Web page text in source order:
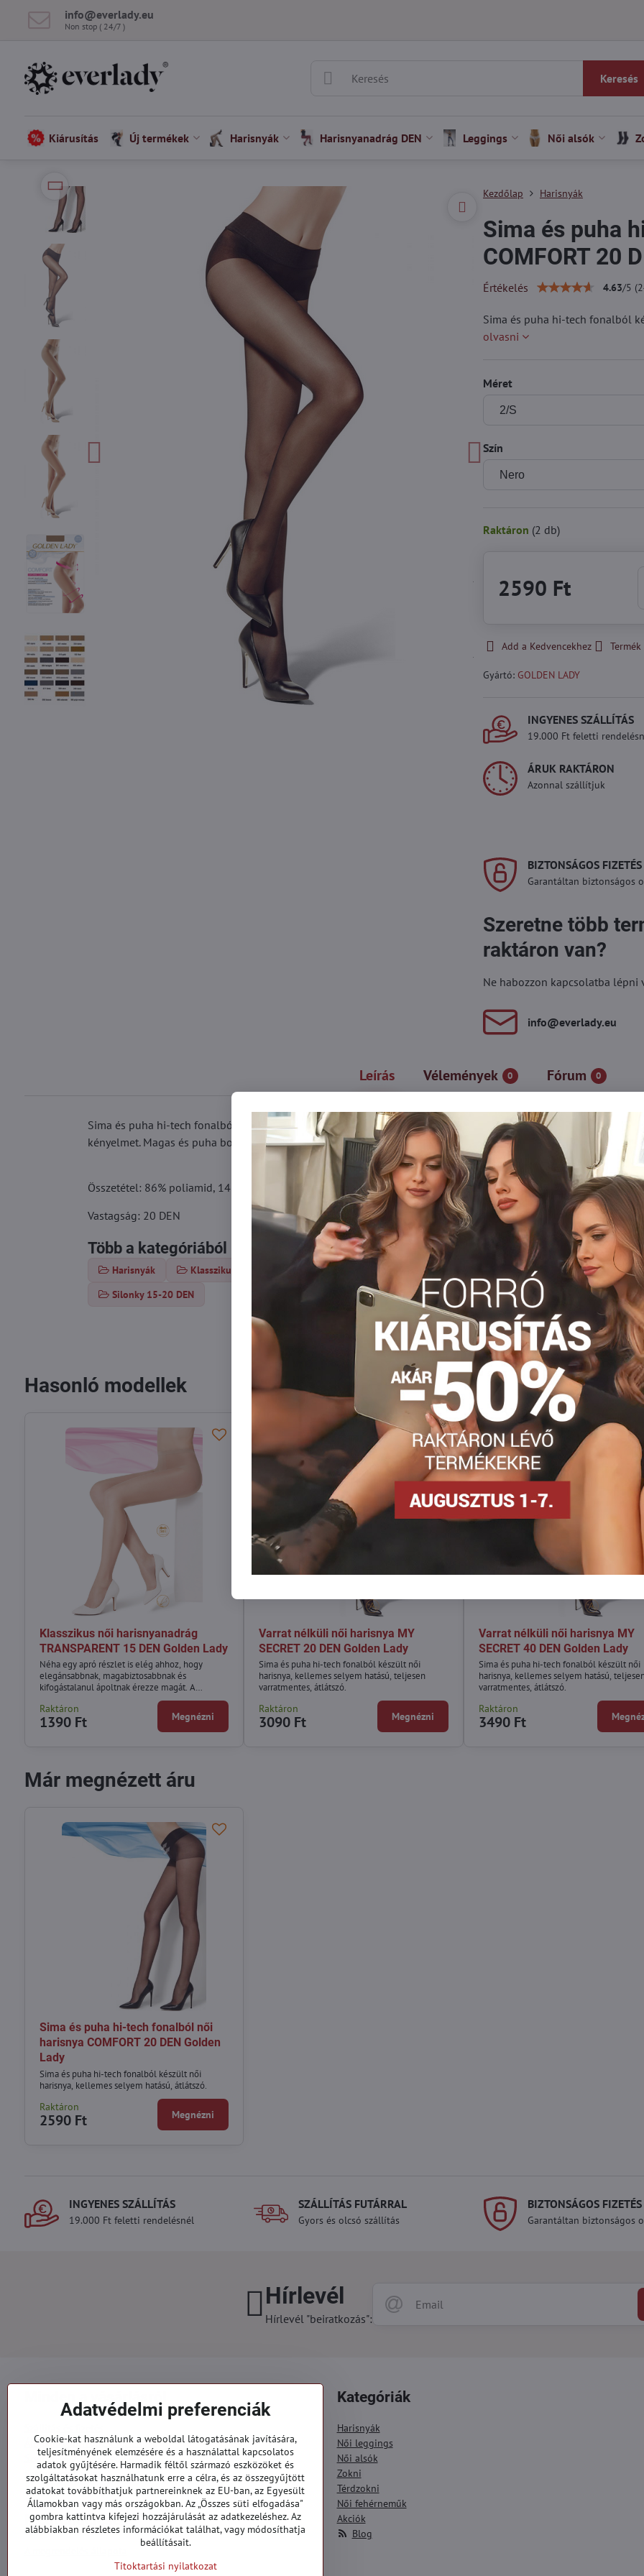
info​@everlady​.eu
Non stop ( 24/7 )
Keresés
Kiárusítás Új termékek Harisnyák Harisnyanadrág DEN Leggings Női alsók
Kezdőlap Harisnyák
Sima és puha
COMFORT 20
Értékelés 4.63/5 (
Sima és puha hi-tech fonalból
olvasni
Méret
Szín
Raktáron (2 db)
2590 Ft
Add a Kedvencekhez
Gyártó: GOLDEN LADY
INGYENES SZÁLLÍTÁS
19.000 Ft feletti
ÁRUK RAKTÁRON
Azonnal szállítjuk
BIZTONSÁGOS FIZETÉS
Garantáltan biztonságos
Szeretne több
raktáron van?
Ne habozzon kapcsolatba
info​@everlady​.eu
Leírás Vélemények 0 Fórum 0
Sima és puha hi-tech fonalból készült női harisnya, kellemes selyem hatású, átlátszó. A bugyi részének központi
kényelmet. Magas és puha borda varrás nélkül. Biztosítják a tökéletes illeszkedést.
Összetétel: 86% poliamid, 14% elasztán
Vastagság: 20 DEN
Több a kategóriából
Harisnyák Klasszikus harisnya Vékony harisnya Harisnya 15-20 DEN-es
Harisnyanadrág DEN
Silonky 15-20 DEN
FacebookTwitterBlueskyPinterestReddit LinkedInWhatsApp
E-
mail
Hasonló modellek
Klasszikus női harisnyanadrág
TRANSPARENT 15 DEN Golden Lady
Néha egy apró részlet is elég ahhoz, hogy
elegánsabbnak, magabiztosabbnak és
kifogástalanul ápoltnak érezze magát. A
TRANSPARENT 15 DEN Golden Lady
harisnyanadrág időtlen klasszikus, amely
finoman kiemeli a lábak szépségét, és
természetesen egységes megjelenést
Raktáron
1390 Ft Megnézni
Varrat nélküli női harisnya MY
SECRET 20 DEN Golden Lady
Sima és puha hi-tech fonalból készült női
harisnya, kellemes selyem hatású, teljesen
varratmentes, átlátszó.
Raktáron
3090 Ft Megnézni
Varrat nélküli női harisnya MY
SECRET 40 DEN Golden Lady
Sima és puha hi-tech fonalból készült női
harisnya, kellemes selyem hatású,
varratmentes, átlátszó.
Raktáron
3490 Ft
Már megnézett áru
Sima és puha hi-tech fonalból női
harisnya COMFORT 20 DEN Golden
Lady
Sima és puha hi-tech fonalból készült női
harisnya, kellemes selyem hatású, átlátszó.
Raktáron
2590 Ft Megnézni
INGYENES SZÁLLÍTÁS
19.000 Ft feletti rendelésnél
SZÁLLÍTÁS FUTÁRRAL
Gyors és olcsó szállítás
BIZTONSÁGOS FIZETÉS
Garantáltan biztonságos
Hírlevél
Hírlevél "beiratkozás":
Általános szerződési feltételek
Személyes adatok védelme
Reklamációs űrlap
Kapcsolatt
Megrendelések
Kategóriák
Harisnyák
Női leggings
Női alsók
Zokni
Térdzokni
Női fehérneműk
Akciók
Blog
Adatvédelmi preferenciák
Cookie-kat használunk a weboldal látogatásának javítására,
teljesítményének elemzésére és a használattal kapcsolatos
adatok gyűjtésére. Harmadik féltől származó eszközöket és
szolgáltatásokat használhatunk erre a célra, és az összegyűjtött
adatokat továbbíthatjuk partnereinknek az EU-ban, az Egyesült
Államokban vagy más országokban. Az „Összes süti elfogadása"
gombra kattintva kifejezi hozzájárulását az adatkezeléshez. Az
alábbiakban részletes információkat találhat, vagy módosíthatja
beállításait.
Titoktartási nyilatkozat